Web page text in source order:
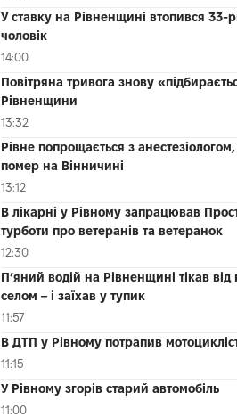
У ставку на Рівненщині втопився 33-
чоловік
14:00
Повітряна тривога знову
Рівненщини
13:32
Рівне попрощається з
помер на Вінничині
13:12
В лікарні у Рівному запрацював
турботи про ветеранів та ветеранок
12:30
П’яний водій на Рівненщині тікав від
селом – і заїхав у тупик
11:57
В ДТП у Рівному потрапив
11:15
У Рівному згорів старий автомобіль
11:00